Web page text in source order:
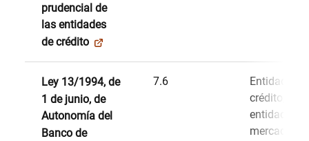
prudencial de
las entidades
de crédito
Ley 13/1994, de
1 de junio, de
Autonomía del
Banco de
7.6
Entidades
crédito,
entidades y
mercados